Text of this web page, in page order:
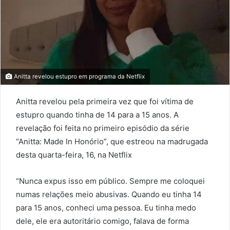
Anitta revelou estupro em programa da Netflix
Anitta revelou pela primeira vez que foi vítima de
estupro quando tinha de 14 para a 15 anos. A
revelação foi feita no primeiro episódio da série
“Anitta: Made In Honório”, que estreou na madrugada
desta quarta-feira, 16, na Netflix
“Nunca expus isso em público. Sempre me coloquei
numas relações meio abusivas. Quando eu tinha 14
para 15 anos, conheci uma pessoa. Eu tinha medo
dele, ele era autoritário comigo, falava de forma